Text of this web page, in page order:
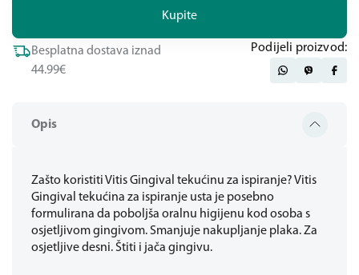
Opis
Zašto koristiti Vitis Gingival tekućinu za ispiranje? Vitis
Gingival tekućina za ispiranje usta je posebno
formulirana da poboljša oralnu higijenu kod osoba s
osjetljivom gingivom. Smanjuje nakupljanje plaka. Za
osjetljive desni. Štiti i jača gingivu.
Kupite
Besplatna dostava iznad
44.99€
Podijeli proizvod: